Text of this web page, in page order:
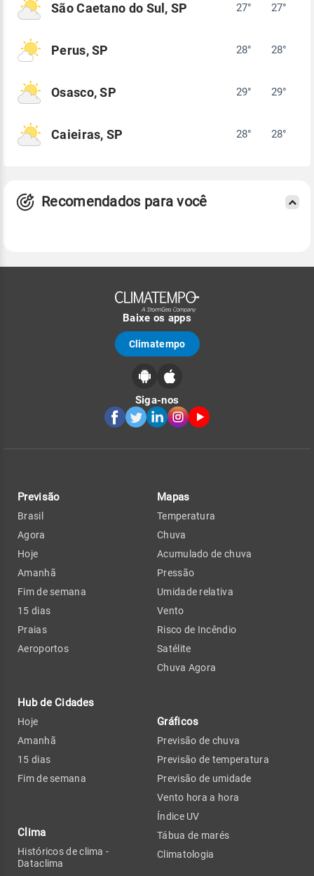
São Caetano do Sul, SP 27° 27°
Perus, SP 28° 28°
Osasco, SP 29° 29°
Caieiras, SP 28° 28°
Recomendados para você
Baixe os apps
Climatempo
Siga-nos
Previsão
Brasil
Agora
Hoje
Amanhã
Fim de semana
15 dias
Praias
Aeroportos
Hub de Cidades
Hoje
Amanhã
15 dias
Fim de semana
Clima
Históricos de clima -
Dataclima
Mapas
Temperatura
Chuva
Acumulado de chuva
Pressão
Umidade relativa
Vento
Risco de Incêndio
Satélite
Chuva Agora
Gráficos
Previsão de chuva
Previsão de temperatura
Previsão de umidade
Vento hora a hora
Índice UV
Tábua de marés
Climatologia